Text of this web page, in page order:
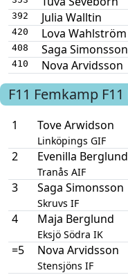
392 Julia Walltin
420 Lova Wahlström
408 Saga Simonsson
410 Nova Arvidsson
F11 Femkamp F11
1 Tove Arwidson
Linköpings GIF
2 Evenilla Berglund
Tranås AIF
3 Saga Simonsson
Skruvs IF
4 Maja Berglund
Eksjö Södra IK
=5 Nova Arvidsson
Stensjöns IF